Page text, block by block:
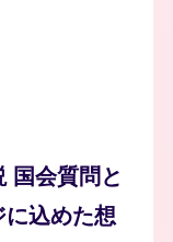
国会質問と
込めた想